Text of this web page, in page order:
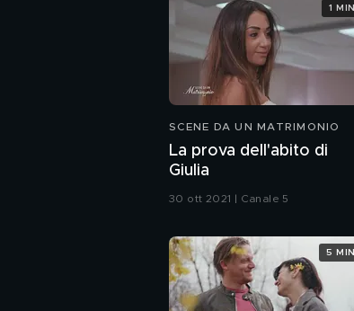
SCENE DA UN MATRIMONIO
La prova dell'abito di
Giulia
30 ott 2021 | Canale 5
1 MIN
5 MIN